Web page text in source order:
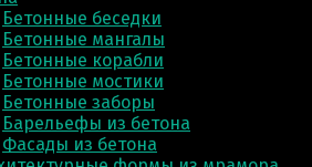
Бетонные беседки
Бетонные мангалы
Бетонные корабли
Бетонные мостики
Бетонные заборы
Барельефы из бетона
Фасады из бетона